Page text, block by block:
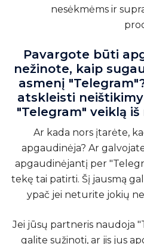
nesėkmėms ir
Pavargote būti
nežinote, kaip
asmenį
atskleisti
"Telegram" veiklą
Ar kada nors įtarėte,
apgaudinėja? Ar
apgaudinėjantį per "Telegram"? Mums
tekę tai patirti. Šį jausmą
ypač jei neturite jokių
Jei jūsų partneris naudoja
galite sužinoti, ar jis jus